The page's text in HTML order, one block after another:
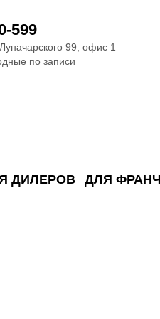
599
99, офис 1
по записи
ДИЛЕРОВ ДЛЯ